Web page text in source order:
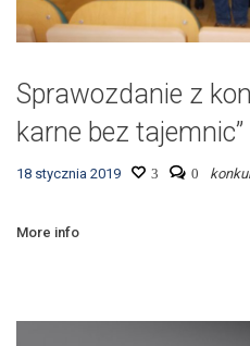
Sprawozdanie z
karne bez tajemnic”
18 stycznia 2019 3 0
More info